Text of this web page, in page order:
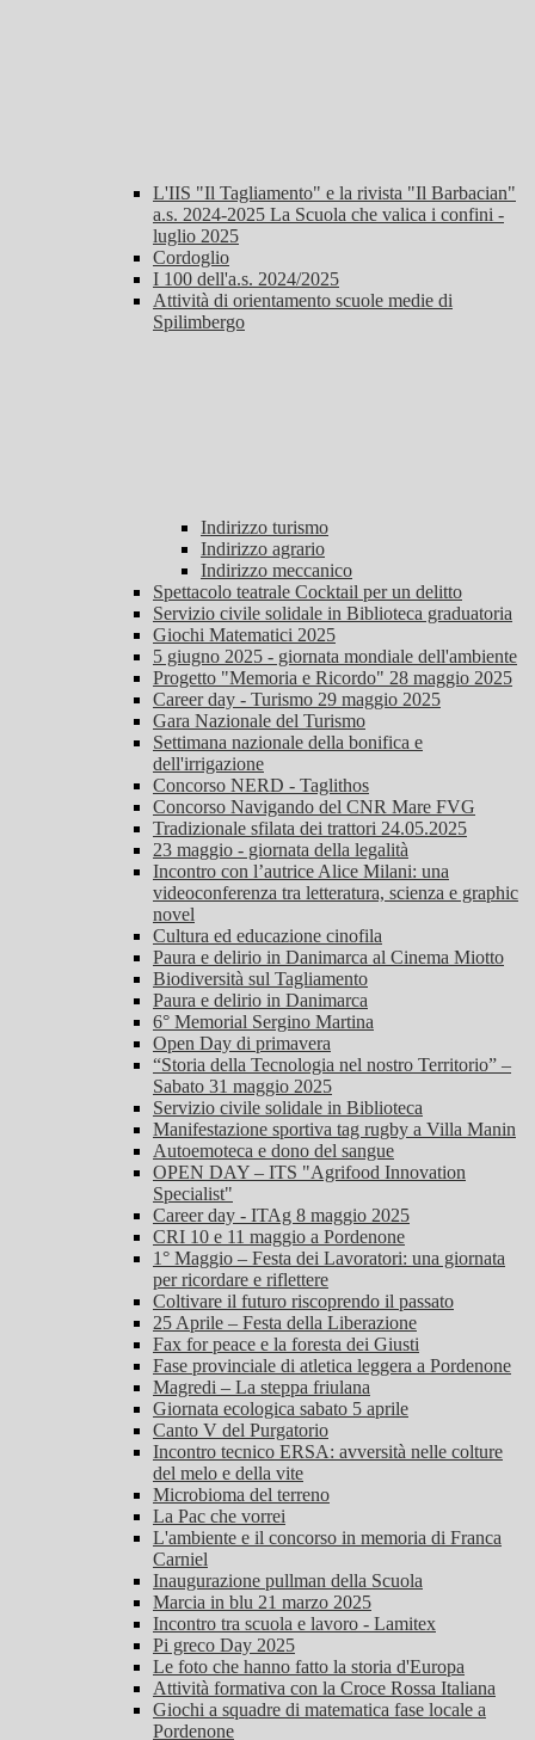
L'IIS "Il Tagliamento" e la rivista "Il Barbacian"
a.s. 2024-2025 La Scuola che valica i confini -
luglio 2025
Cordoglio
I 100 dell'a.s. 2024/2025
Attività di orientamento scuole medie di
Spilimbergo
Indirizzo turismo
Indirizzo agrario
Indirizzo meccanico
Spettacolo teatrale Cocktail per un delitto
Servizio civile solidale in Biblioteca graduatoria
Giochi Matematici 2025
5 giugno 2025 - giornata mondiale dell'ambiente
Progetto "Memoria e Ricordo" 28 maggio 2025
Career day - Turismo 29 maggio 2025
Gara Nazionale del Turismo
Settimana nazionale della bonifica e
dell'irrigazione
Concorso NERD - Taglithos
Concorso Navigando del CNR Mare FVG
Tradizionale sfilata dei trattori 24.05.2025
23 maggio - giornata della legalità
Incontro con l’autrice Alice Milani: una
videoconferenza tra letteratura, scienza e graphic
novel
Cultura ed educazione cinofila
Paura e delirio in Danimarca al Cinema Miotto
Biodiversità sul Tagliamento
Paura e delirio in Danimarca
6° Memorial Sergino Martina
Open Day di primavera
“Storia della Tecnologia nel nostro Territorio” –
Sabato 31 maggio 2025
Servizio civile solidale in Biblioteca
Manifestazione sportiva tag rugby a Villa Manin
Autoemoteca e dono del sangue
OPEN DAY – ITS "Agrifood Innovation
Specialist"
Career day - ITAg 8 maggio 2025
CRI 10 e 11 maggio a Pordenone
1° Maggio – Festa dei Lavoratori: una giornata
per ricordare e riflettere
Coltivare il futuro riscoprendo il passato
25 Aprile – Festa della Liberazione
Fax for peace e la foresta dei Giusti
Fase provinciale di atletica leggera a Pordenone
Magredi – La steppa friulana
Giornata ecologica sabato 5 aprile
Canto V del Purgatorio
Incontro tecnico ERSA: avversità nelle colture
del melo e della vite
Microbioma del terreno
La Pac che vorrei
L'ambiente e il concorso in memoria di Franca
Carniel
Inaugurazione pullman della Scuola
Marcia in blu 21 marzo 2025
Incontro tra scuola e lavoro - Lamitex
Pi greco Day 2025
Le foto che hanno fatto la storia d'Europa
Attività formativa con la Croce Rossa Italiana
Giochi a squadre di matematica fase locale a
Pordenone